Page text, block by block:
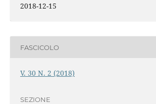
2018-12-15
FASCICOLO
V. 30 N. 2 (2018)
SEZIONE